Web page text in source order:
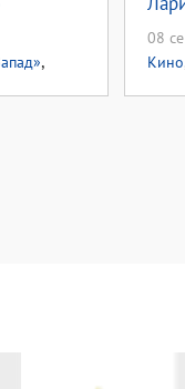
,
08
Кино